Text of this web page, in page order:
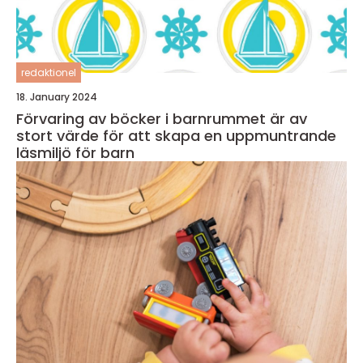
redaktionel
18. January 2024
Förvaring av böcker i barnrummet är av
stort värde för att skapa en uppmuntrande
läsmiljö för barn